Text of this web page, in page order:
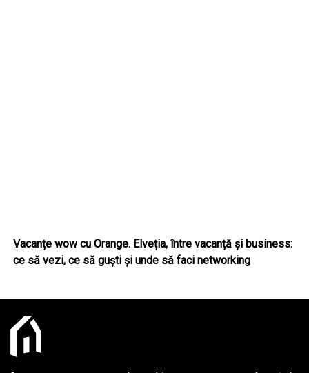
Vacanțe wow cu Orange. Elveția, între vacanță și business:
ce să vezi, ce să guști și unde să faci networking